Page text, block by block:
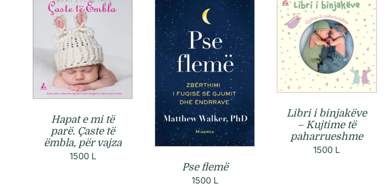
Hapat e mi të
parë. Çaste të
ëmbla, për vajza
1500 L
Pse flemë
1500 L
Libri i binjakëve
– Kujtime të
paharrueshme
1500 L